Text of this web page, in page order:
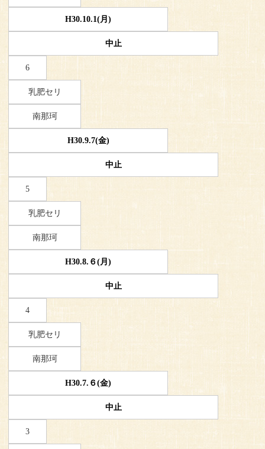
H30.10.1(月)
中止
6
乳肥セリ
南那珂
H30.9.7(金)
中止
5
乳肥セリ
南那珂
H30.8.６(月)
中止
4
乳肥セリ
南那珂
H30.7.６(金)
中止
3